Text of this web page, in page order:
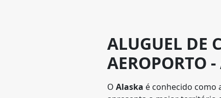
ALUGUEL DE
AEROPORTO
OAlaska é conhecido como